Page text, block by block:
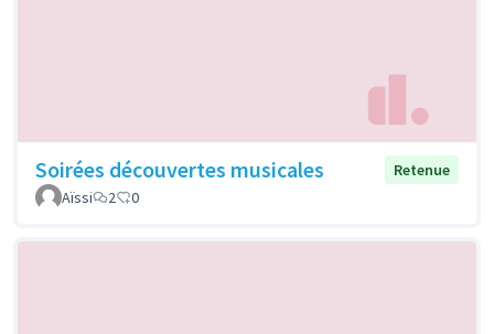
Soirées découvertes musicales
Retenue
Aïssi
2 0